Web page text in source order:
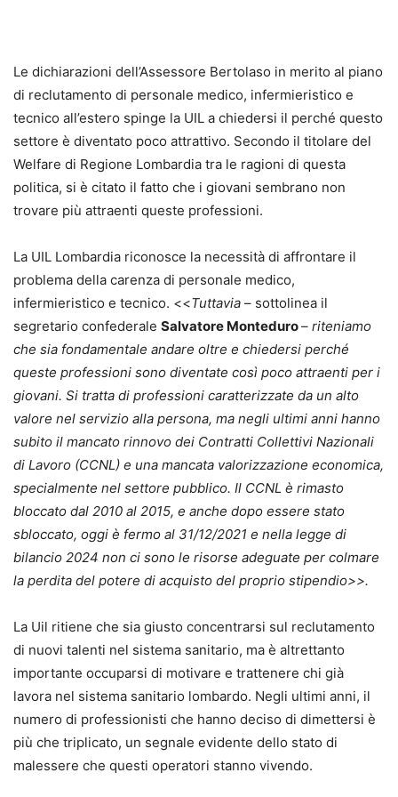
Le dichiarazioni dell’Assessore Bertolaso in merito al piano
di reclutamento di personale medico, infermieristico e
tecnico all’estero spinge la UIL a chiedersi il perché questo
settore è diventato poco attrattivo. Secondo il titolare del
Welfare di Regione Lombardia tra le ragioni di questa
politica, si è citato il fatto che i giovani sembrano non
trovare più attraenti queste professioni.
La UIL Lombardia riconosce la necessità di affrontare il
problema della carenza di personale medico,
infermieristico e tecnico. <<Tuttavia – sottolinea il
segretario confederale Salvatore Monteduro– riteniamo
che sia fondamentale andare oltre e chiedersi perché
queste professioni sono diventate così poco attraenti per i
giovani. Si tratta di professioni caratterizzate da un alto
valore nel servizio alla persona, ma negli ultimi anni hanno
subito il mancato rinnovo dei Contratti Collettivi Nazionali
di Lavoro (CCNL) e una mancata valorizzazione economica,
specialmente nel settore pubblico. Il CCNL è rimasto
bloccato dal 2010 al 2015, e anche dopo essere stato
sbloccato, oggi è fermo al 31/12/2021 e nella legge di
bilancio 2024 non ci sono le risorse adeguate per colmare
la perdita del potere di acquisto del proprio stipendio>>.
La Uil ritiene che sia giusto concentrarsi sul reclutamento
di nuovi talenti nel sistema sanitario, ma è altrettanto
importante occuparsi di motivare e trattenere chi già
lavora nel sistema sanitario lombardo. Negli ultimi anni, il
numero di professionisti che hanno deciso di dimettersi è
più che triplicato, un segnale evidente dello stato di
malessere che questi operatori stanno vivendo.